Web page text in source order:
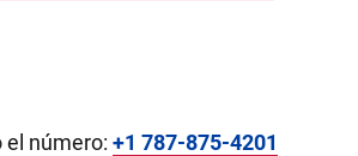
número: +1 787-875-4201